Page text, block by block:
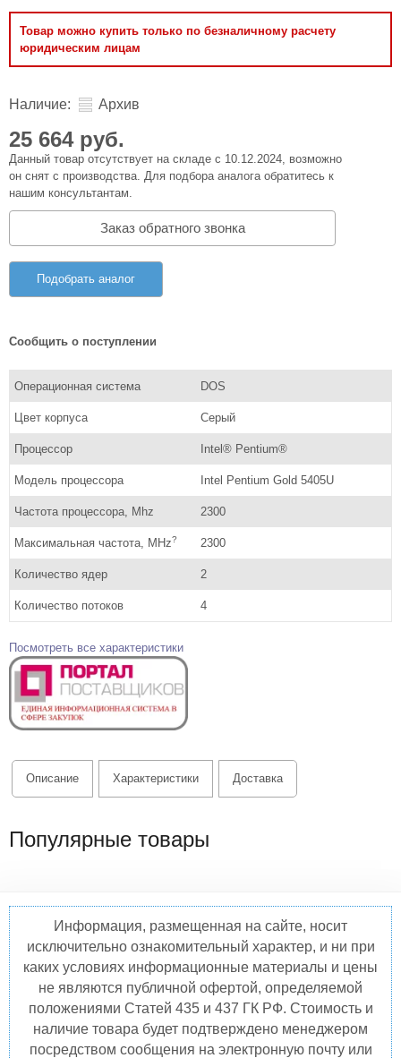
Товар можно купить только по безналичному расчету
юридическим лицам
Наличие: Архив
25 664 руб.
Данный товар отсутствует на складе с 10.12.2024, возможно
он снят с производства. Для подбора аналога обратитесь к
нашим консультантам.
Заказ обратного звонка
Подобрать аналог
Сообщить о поступлении
Операционная система DOS
Цвет корпуса Серый
Процессор Intel® Pentium®
Модель процессора Intel Pentium Gold 5405U
Частота процессора, Mhz 2300
Максимальная частота, MHz? 2300
Количество ядер 2
Количество потоков 4
Посмотреть все характеристики
Описание Характеристики Доставка
Популярные товары
Информация, размещенная на сайте, носит
исключительно ознакомительный характер, и ни при
каких условиях информационные материалы и цены
не являются публичной офертой, определяемой
положениями Статей 435 и 437 ГК РФ. Стоимость и
наличие товара будет подтверждено менеджером
посредством сообщения на электронную почту или